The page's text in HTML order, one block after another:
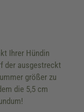
Ihrer Hündin
der ausgestreckt
größer zu
die 5,5 cm